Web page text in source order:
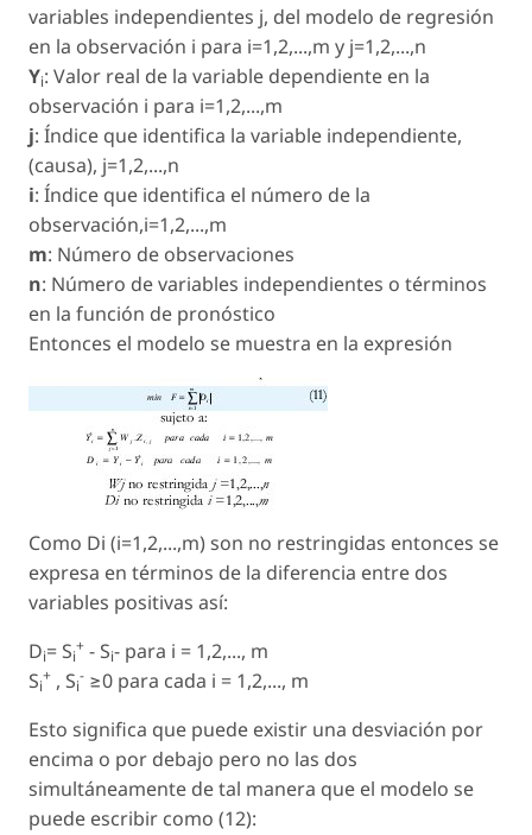
variables independientes j, del modelo de regresión
en la observación i para i=1,2,...,m y j=1,2,...,n
Yi: Valor real de la variable dependiente en la
observación i para i=1,2,...,m
j: Índice que identifica la variable independiente,
(causa), j=1,2,...,n
i: Índice que identifica el número de la
observación,i=1,2,...,m
m: Número de observaciones
n: Número de variables independientes o términos
en la función de pronóstico
Entonces el modelo se muestra en la expresión
Como Di (i=1,2,...,m) son no restringidas entonces se
expresa en términos de la diferencia entre dos
variables positivas así:
Di= Si
+ - Si- para i = 1,2,..., m
Si
+ , Si
- ≥0 para cada i = 1,2,..., m
Esto significa que puede existir una desviación por
encima o por debajo pero no las dos
simultáneamente de tal manera que el modelo se
puede escribir como (12):